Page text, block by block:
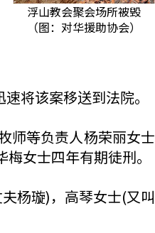
浮山教会聚会场所被毁
（图：对华援助协会）
将该案移送到法院。
师等负责人杨荣丽女士
女士四年有期徒刑。
杨璇)，高琴女士(又叫